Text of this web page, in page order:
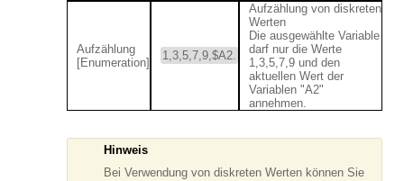
Aufzählung
[Enumeration]
1,3,5,7,9,$A2.
Aufzählung von diskreten
Werten
Die ausgewählte Variable
darf nur die Werte
1,3,5,7,9 und den
aktuellen Wert der
Variablen "A2"
annehmen.
Hinweis
Bei Verwendung von diskreten Werten können Sie